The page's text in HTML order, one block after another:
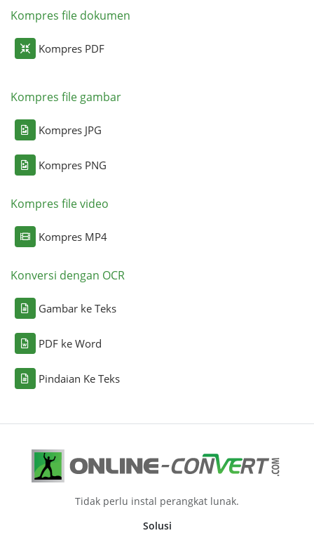
Kompres file dokumen
Kompres PDF
Kompres file gambar
Kompres JPG
Kompres PNG
Kompres file video
Kompres MP4
Konversi dengan OCR
Gambar ke Teks
PDF ke Word
Pindaian Ke Teks
Tidak perlu instal perangkat lunak.
Solusi